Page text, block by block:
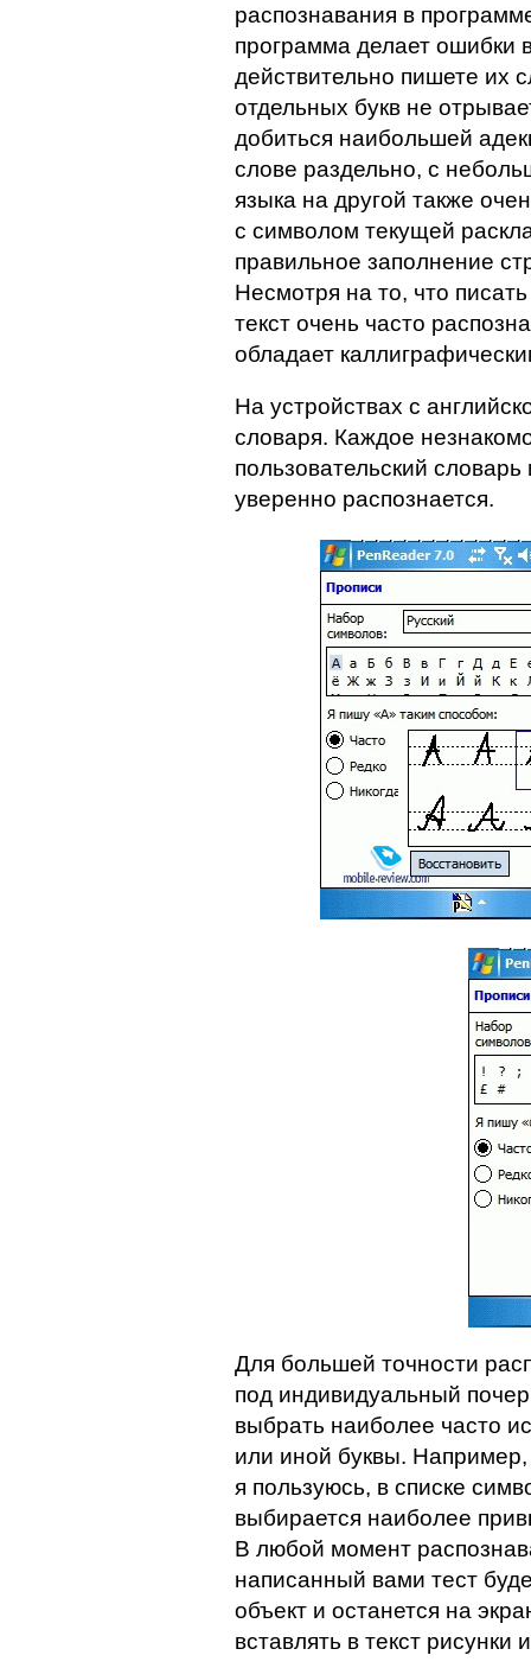
распознавания в
программа делает ошибки
действительно пишете их
отдельных букв не
добиться наибольшей
слове раздельно, с
языка на другой также
с символом текущей
правильное заполнение
Несмотря на то, что
текст очень часто
обладает
На устройствах с
словаря. Каждое
пользовательский
уверенно распознается.
Для большей точности
под индивидуальный
выбрать наиболее часто
или иной буквы.
я пользуюсь, в списке
выбирается наиболее
В любой момент
написанный вами тест
объект и останется на
вставлять в текст рисунки